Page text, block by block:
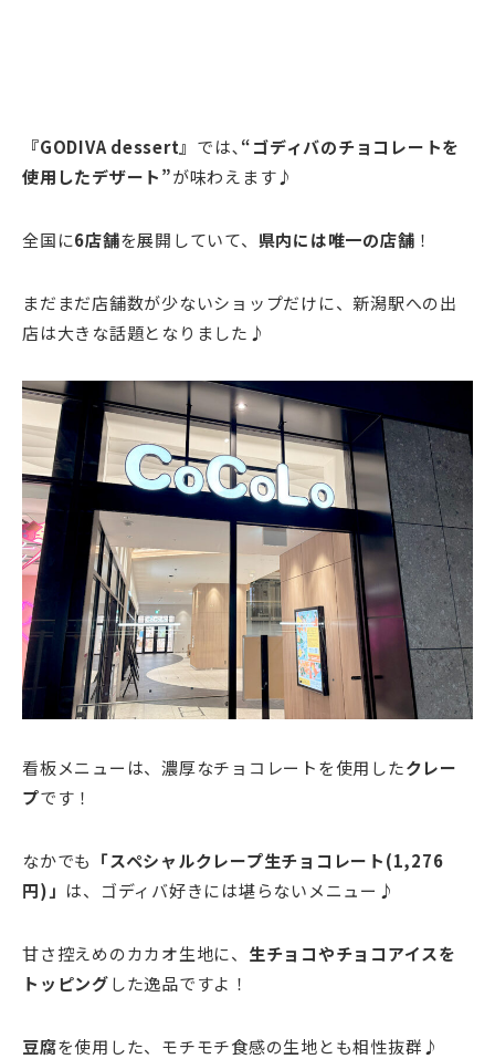
『GODIVA dessert』 では､ “ゴディバのチョコレートを
使用したデザート”が味わえます♪
全国に6店舗を展開していて、 県内には唯一の店舗 ！
まだまだ店舗数が少ないショップだけに、新潟駅への出
店は大きな話題となりました♪
看板メニューは、濃厚なチョコレートを使用したクレー
プです！
なかでも 「スペシャルクレープ生チョコレート(1,276
円)」 は、ゴディバ好きには堪らないメニュー♪
甘さ控えめのカカオ生地に、 生チョコやチョコアイスを
トッピングした逸品ですよ！
豆腐を使用した、モチモチ食感の生地とも相性抜群♪